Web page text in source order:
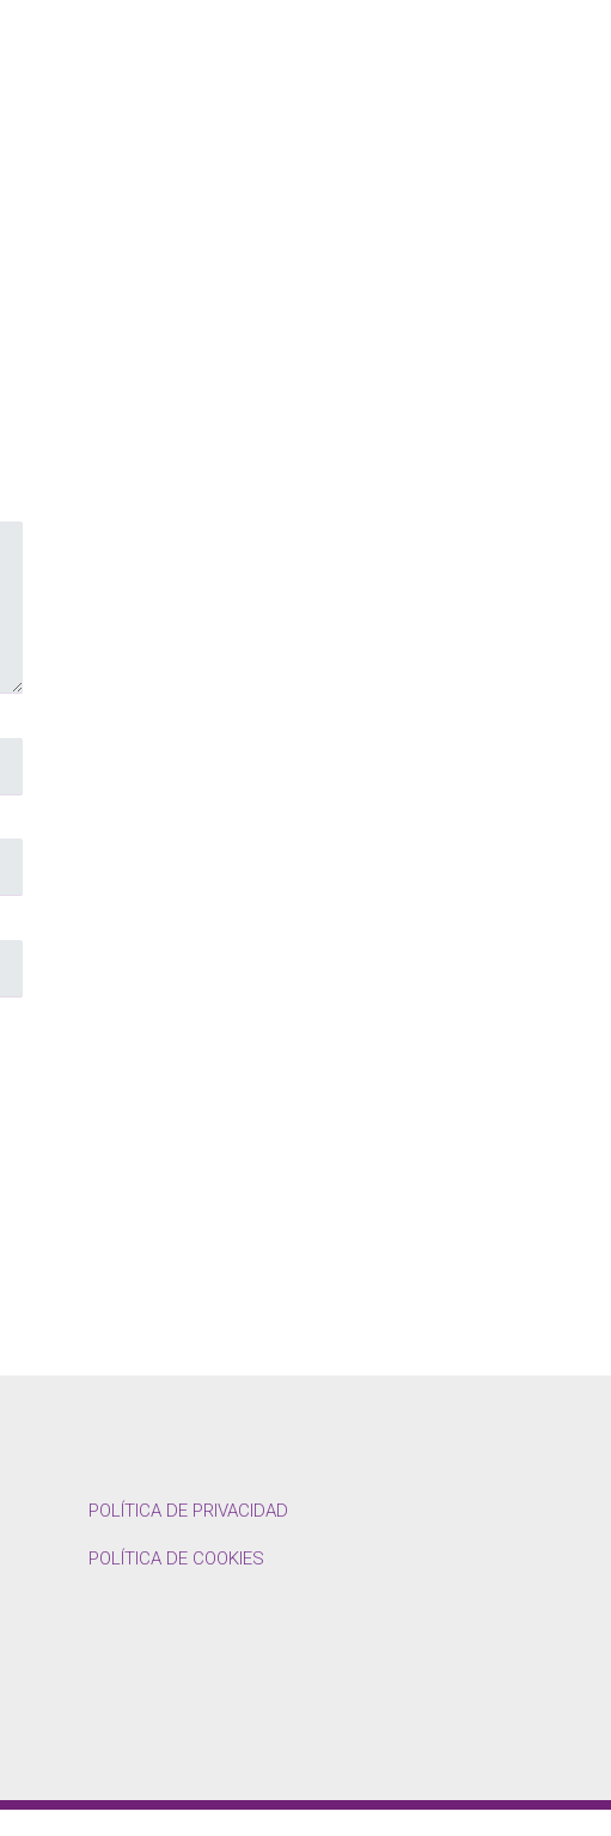
POLÍTICA DE PRIVACIDAD
POLÍTICA DE COOKIES